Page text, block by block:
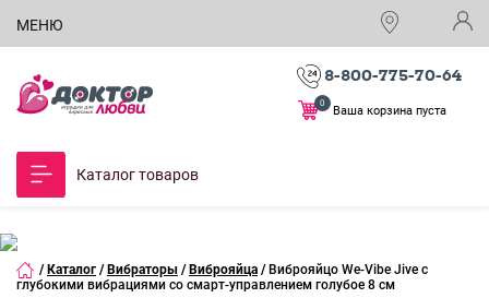
МЕНЮ
8-800-775-70-64
Ваша корзина пуста
0
Каталог товаров
/ Каталог / Вибраторы / Виброяйца / Виброяйцо We-Vibe Jive с
глубокими вибрациями со смарт-управлением голубое 8 см